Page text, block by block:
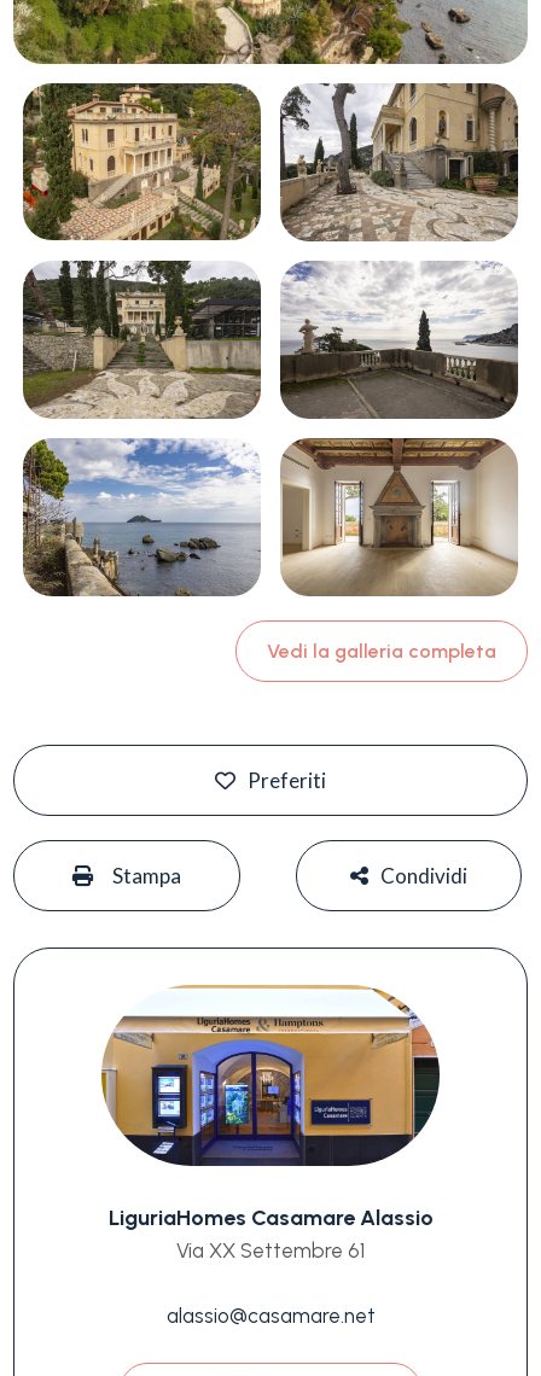
Vedi la galleria completa
Preferiti
Stampa Condividi
LiguriaHomes Casamare Alassio
Via XX Settembre 61
alassio@casamare.net